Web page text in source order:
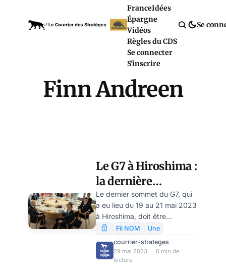
FranceIdées
Épargne
Vidéos
Règles du CDS
Se connecter
S'inscrire
Se
Finn Andreen
Le G7 à Hiroshima :
la dernière
tentative du
monde unipolaire,
par Finn Andreen
Le dernier sommet du G7, qui
a eu lieu du 19 au 21 mai 2023
à Hiroshima, doit être
commenté parce qu’il expose
une dernière tentative
occidentale d’imposer un
monde unipolaire. Mais
Fil NOM
Une
courrier-strateges
29 mai 2023 — 6 min de
lecture